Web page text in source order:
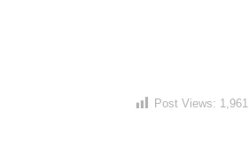
Post Views: 1,961